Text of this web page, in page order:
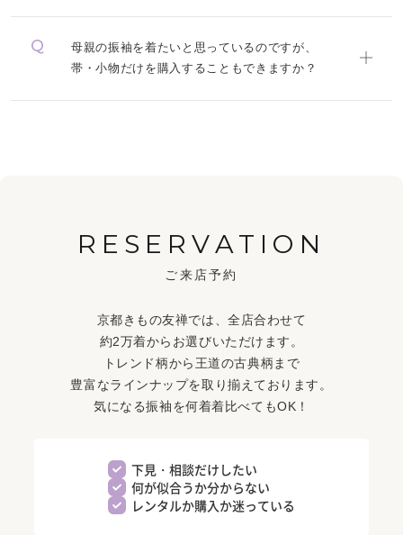
母親の振袖を着たいと思っているのですが、
帯・小物だけを購入することもできますか？
RESERVATION
ご来店予約
京都きもの友禅では、全店合わせて
約2万着からお選びいただけます。
トレンド柄から王道の古典柄まで
豊富なラインナップを取り揃えております。
気になる振袖を何着着比べてもOK！
下見・相談だけしたい
何が似合うか分からない
レンタルか購入か迷っている